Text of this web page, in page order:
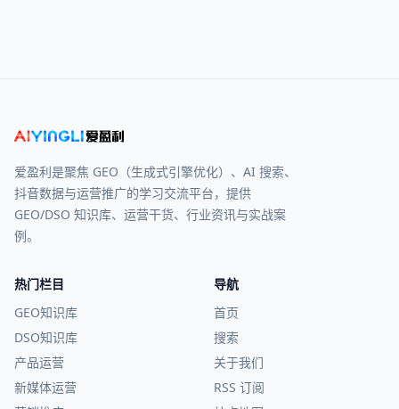
爱盈利是聚焦 GEO（生成式引擎优化）、AI 搜索、
抖音数据与运营推广的学习交流平台，提供
GEO/DSO 知识库、运营干货、行业资讯与实战案
例。
热门栏目
GEO知识库
DSO知识库
产品运营
新媒体运营
导航
首页
搜索
关于我们
RSS 订阅